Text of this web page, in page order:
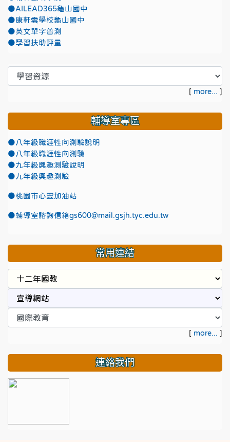
●AILEAD365龜山國中
●康軒雲學校龜山國中
●英文單字普測
●學習扶助評量
[ more... ]
輔導室專區
●八年級職涯性向測驗說明
●八年級職涯性向測驗
●九年級興趣測驗說明
●九年級興趣測驗
●桃園市心靈加油站
●輔導室諮詢信箱gs600@mail.gsjh.tyc.edu.tw
常用連結
[ more... ]
連絡我們